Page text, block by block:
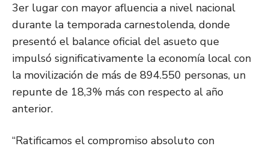
3er lugar con mayor afluencia a nivel nacional
durante la temporada carnestolenda, donde
presentó el balance oficial del asueto que
impulsó significativamente la economía local con
la movilización de más de 894.550 personas, un
repunte de 18,3% más con respecto al año
anterior.
“Ratificamos el compromiso absoluto con